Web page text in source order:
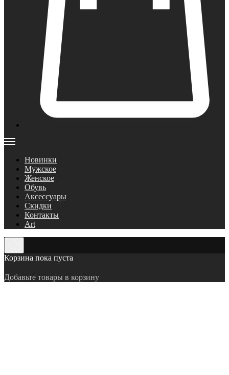
Новинки
Мужское
Женское
Обувь
Аксессуары
Скидки
Контакты
Art
Корзина пока пуста
Добавьте товары в корзину